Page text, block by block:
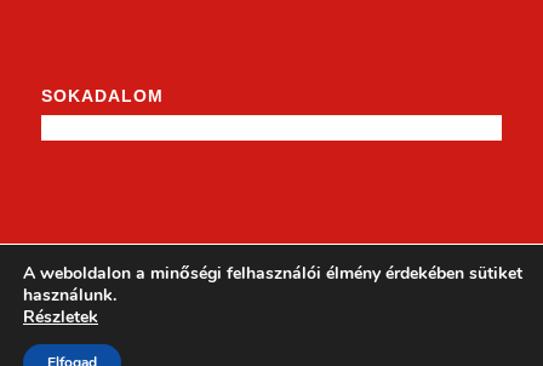
SOKADALOM
A weboldalon a minőségi felhasználói élmény érdekében sütiket
használunk.
Részletek